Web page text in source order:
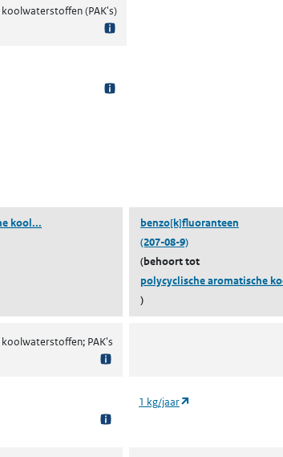
(PAK's)
kool... (polycyclische aromatische koolwaterstoffen)
benzo[k]fluoranteen
(207-08-9)
(behoort tot
polycyclische aromatische
)
PAK's
1 kg/jaar